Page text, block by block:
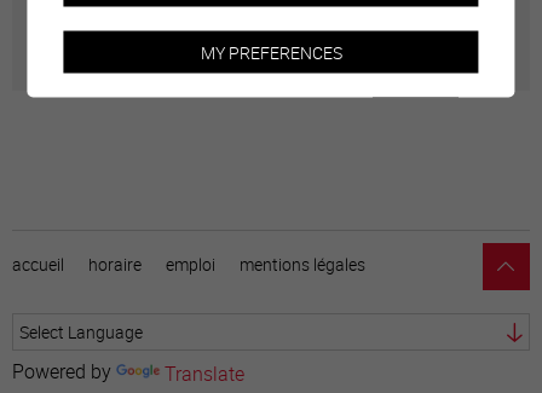
de Sierre.
accueil horaire emploi mentions légales
Powered by Translate
MY PREFERENCES